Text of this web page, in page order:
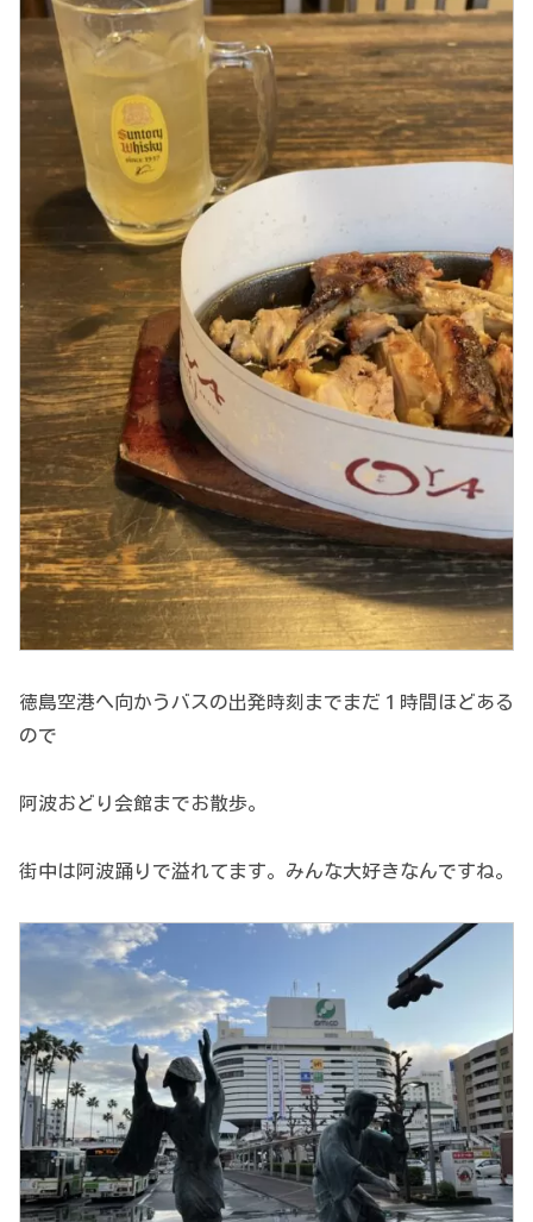
徳島空港へ向かうバスの出発時刻までまだ１時間ほどある
ので
阿波おどり会館までお散歩。
街中は阿波踊りで溢れてます。みんな大好きなんですね。